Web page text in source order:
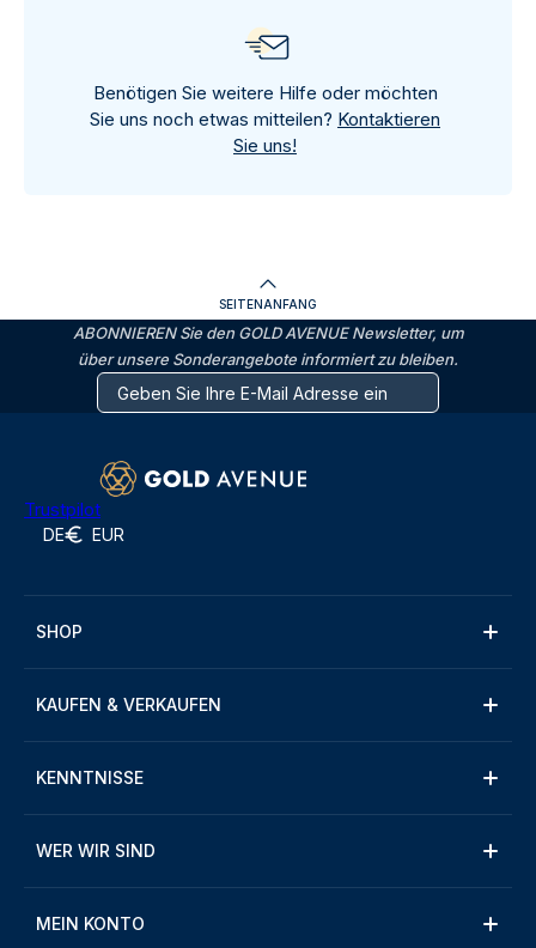
Benötigen Sie weitere Hilfe oder möchten
Sie uns noch etwas mitteilen? Kontaktieren
Sie uns!
SEITENANFANG
ABONNIEREN Sie den GOLD AVENUE Newsletter, um
über unsere Sonderangebote informiert zu bleiben.
Trustpilot
DE EUR
SHOP
KAUFEN & VERKAUFEN
KENNTNISSE
WER WIR SIND
MEIN KONTO